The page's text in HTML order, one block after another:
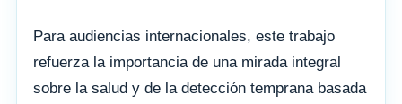
Para audiencias internacionales, este trabajo
refuerza la importancia de una mirada integral
sobre la salud y de la detección temprana basada